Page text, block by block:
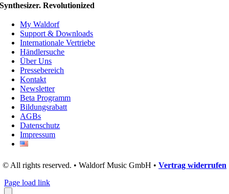
Synthesizer. Revolutionized
My Waldorf
Support & Downloads
Internationale Vertriebe
Händlersuche
Über Uns
Pressebereich
Kontakt
Newsletter
Beta Programm
Bildungsrabatt
AGBs
Datenschutz
Impressum
© All rights reserved. • Waldorf Music GmbH • Vertrag widerrufen
Page load link